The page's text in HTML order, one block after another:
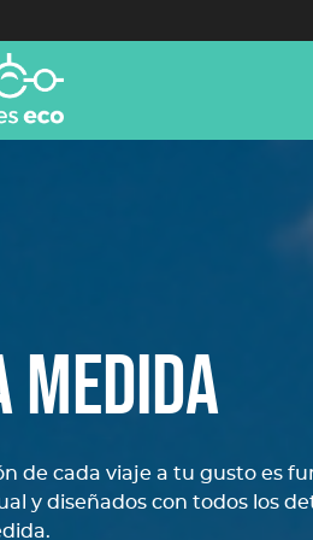
MEDIDA
de cada viaje a tu gusto es
y diseñados con todos los